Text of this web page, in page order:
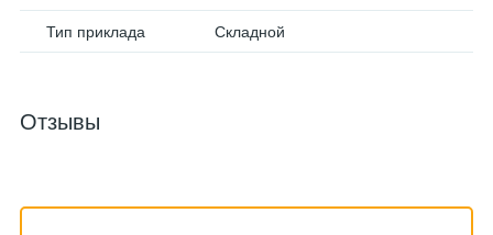
Тип приклада Складной
Отзывы